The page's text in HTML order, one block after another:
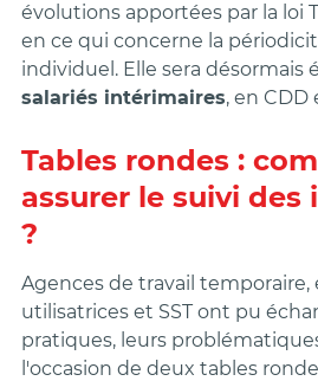
évolutions apportées par la loi
en ce qui concerne la
individuel. Elle sera désormais
salariés intérimaires, en CDD
Tables rondes :
assurer le suivi des
?
Agences de travail temporaire,
utilisatrices et SST ont pu
pratiques, leurs
l'occasion de deux tables